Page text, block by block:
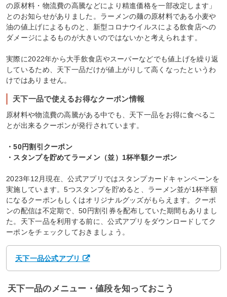
の原材料・物流費の高騰などにより精進価格を一部改定します」
とのお知らせがありました。ラーメンの麺の原材料である小麦や
油の値上げによるものと、新型コロナウイルスによる飲食店への
ダメージによるものが大きいのではないかと考えられます。
実際に2022年から大手飲食店やスーパーなどでも値上げを繰り返
しているため、天下一品だけが値上がりして高くなったというわ
けではありません。
天下一品で使えるお得なクーポン情報
原材料や物流費の高騰がある中でも、天下一品をお得に食べるこ
とが出来るクーポンが発行されています。
・50円割引クーポン
・スタンプを貯めてラーメン（並）1杯半額クーポン
2023年12月現在、公式アプリではスタンプカードキャンペーンを
実施しています。5つスタンプを貯めると、ラーメン並が1杯半額
になるクーポンもしくはオリジナルグッズがもらえます。クーポ
ンの配信は不定期で、50円割引券を配布していた期間もありまし
た。天下一品を利用する前に、公式アプリをダウンロードしてク
ーポンをチェックしておきましょう。
天下一品公式アプリ
天下一品のメニュー・値段を知っておこう